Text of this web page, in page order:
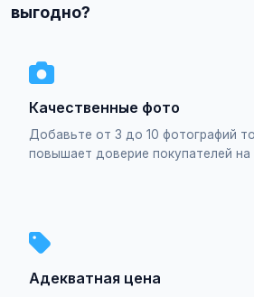
выгодно?
Качественные фото
Добавьте от 3 до 10 фотографий
повышает доверие покупателей на
Адекватная цена